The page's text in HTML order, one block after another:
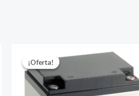
¡Oferta!
¡Oferta!